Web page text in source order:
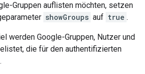
Gruppen auflisten möchten, setzen
showGroups auf true .
werden Google-Gruppen, Nutzer und
die für den authentifizierten